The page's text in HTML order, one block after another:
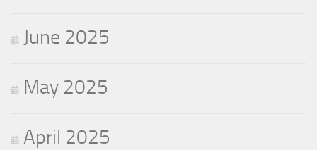
June 2025
May 2025
April 2025